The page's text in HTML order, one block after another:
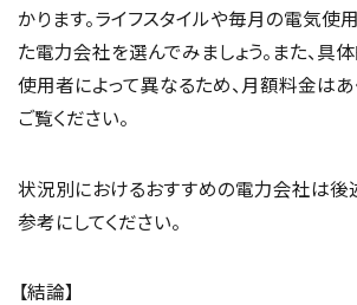
かります。ライフスタイルや毎月の電気使
た電力会社を選んでみましょう。また、具
使用者によって異なるため、月額料金はあ
ご覧ください。
状況別におけるおすすめの電力会社は後
参考にしてください。
【結論】